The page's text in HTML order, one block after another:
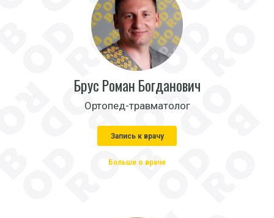
Брус Роман Богданович
Ортопед-травматолог
Запись к врачу
Больше о враче